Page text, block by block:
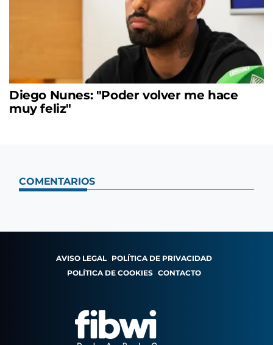
Diego Nunes: "Poder volver me hace
muy feliz"
COMENTARIOS
AVISO LEGAL POLÍTICA DE PRIVACIDAD
POLÍTICA DE COOKIES CONTACTO